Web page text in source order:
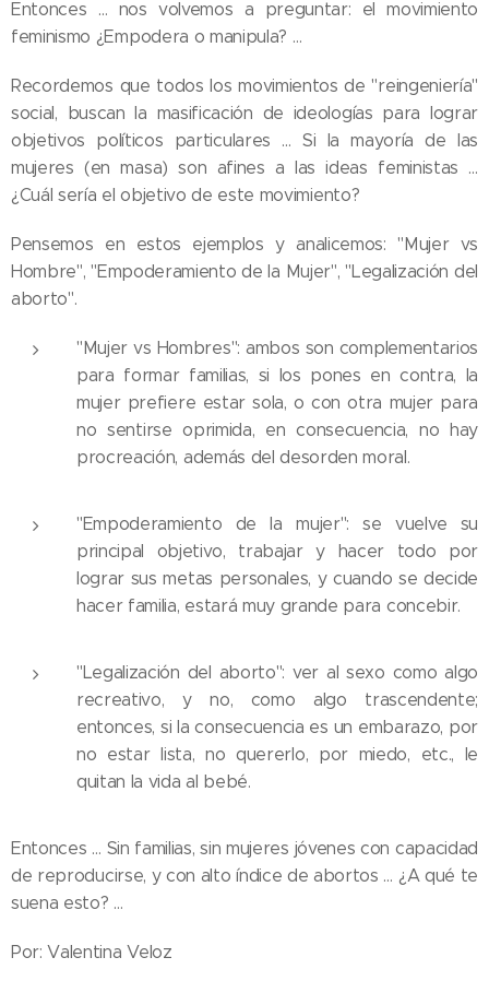
Entonces … nos volvemos a preguntar: el movimiento
feminismo ¿Empodera o manipula? …
Recordemos que todos los movimientos de "reingeniería"
social, buscan la masificación de ideologías para lograr
objetivos políticos particulares … Si la mayoría de las
mujeres (en masa) son afines a las ideas feministas …
¿Cuál sería el objetivo de este movimiento?
Pensemos en estos ejemplos y analicemos: "Mujer vs
Hombre", "Empoderamiento de la Mujer", "Legalización del
aborto".
"Mujer vs Hombres": ambos son complementarios
para formar familias, si los pones en contra, la
mujer prefiere estar sola, o con otra mujer para
no sentirse oprimida, en consecuencia, no hay
procreación, además del desorden moral.
"Empoderamiento de la mujer": se vuelve su
principal objetivo, trabajar y hacer todo por
lograr sus metas personales, y cuando se decide
hacer familia, estará muy grande para concebir.
"Legalización del aborto": ver al sexo como algo
recreativo, y no, como algo trascendente;
entonces, si la consecuencia es un embarazo, por
no estar lista, no quererlo, por miedo, etc., le
quitan la vida al bebé.
Entonces … Sin familias, sin mujeres jóvenes con capacidad
de reproducirse, y con alto índice de abortos … ¿A qué te
suena esto? …
Por: Valentina Veloz